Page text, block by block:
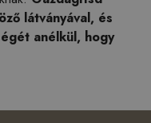
látványával, és
anélkül, hogy